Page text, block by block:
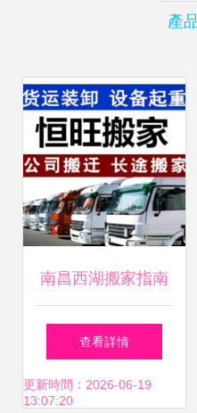
產
南昌西湖搬家指南
價格與聯系方式一
覽（58同城同城搬
查看詳情
更新時間：2026-06-19
13:07:20